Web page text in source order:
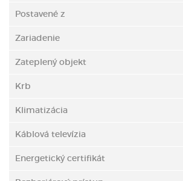
Postavené z
Zariadenie
Zateplený objekt
Krb
Klimatizácia
Káblová televízia
Energetický certifikát